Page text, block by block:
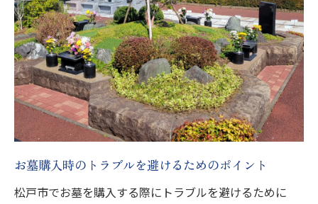
お墓購入時のトラブルを避けるためのポイント
松戸市でお墓を購入する際にトラブルを避けるために